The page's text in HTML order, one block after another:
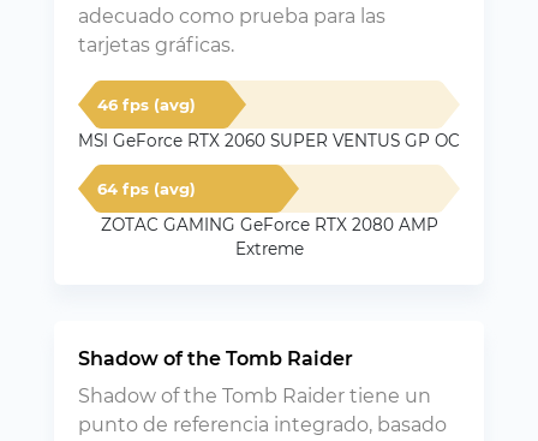
adecuado como prueba para las
tarjetas gráficas.
46 fps (avg)
MSI GeForce RTX 2060 SUPER VENTUS GP OC
64 fps (avg)
ZOTAC GAMING GeForce RTX 2080 AMP
Extreme
Shadow of the Tomb Raider
Shadow of the Tomb Raider tiene un
punto de referencia integrado, basado